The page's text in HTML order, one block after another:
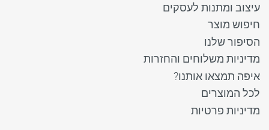
עיצוב ומתנות לעסקים
חיפוש מוצר
הסיפור שלנו
מדיניות משלוחים והחזרות
איפה תמצאו אותנו?
לכל המוצרים
מדיניות פרטיות